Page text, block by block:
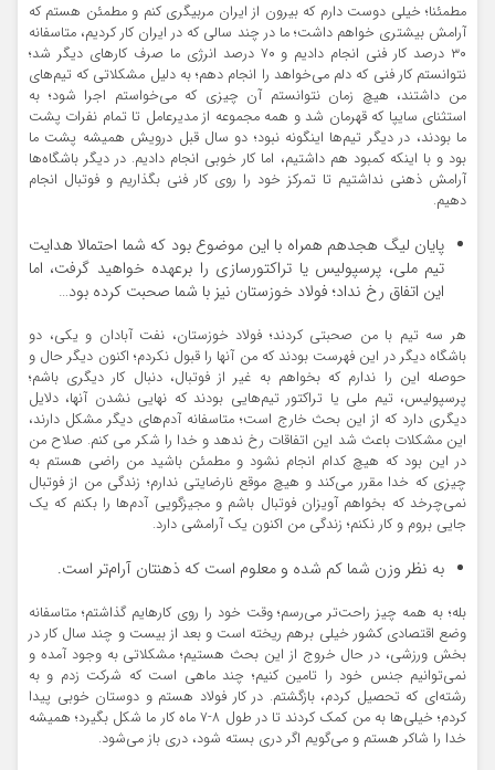
مطمئنا؛ خیلی دوست دارم که بیرون از ایران مربیگری کنم و مطمئن هستم که
آرامش بیشتری خواهم داشت؛ ما در چند سالی که در ایران کار کردیم، متاسفانه
۳۰ درصد کار فنی انجام دادیم و ۷۰ درصد انرژی ما صرف کارهای دیگر شد؛
نتوانستم کار فنی که دلم می‌خواهد را انجام دهم؛ به دلیل مشکلاتی که تیم‌های
من داشتند، هیچ زمان نتوانستم آن چیزی که می‌خواستم اجرا شود؛ به
استثنای سایپا که قهرمان شد و همه مجموعه از مدیرعامل تا تمام نفرات پشت
ما بودند، در دیگر تیم‌ها اینگونه نبود؛ دو سال قبل درویش همیشه پشت ما
بود و با اینکه کمبود هم داشتیم، اما کار خوبی انجام دادیم. در دیگر باشگاه‌ها
آرامش ذهنی نداشتیم تا تمرکز خود را روی کار فنی بگذاریم و فوتبال انجام
دهیم.
پایان لیگ هجدهم همراه با این موضوع بود که شما احتمالا هدایت
تیم ملی، پرسپولیس یا تراکتورسازی را برعهده خواهید گرفت، اما
این اتفاق رخ نداد؛ فولاد خوزستان نیز با شما صحبت کرده بود…
هر سه تیم با من صحبتی کردند؛ فولاد خوزستان، نفت آبادان و یکی، دو
باشگاه دیگر در این فهرست بودند که من آنها را قبول نکردم؛ اکنون دیگر حال و
حوصله این را ندارم که بخواهم به غیر از فوتبال، دنبال کار دیگری باشم؛
پرسپولیس، تیم ملی یا تراکتور تیم‌هایی بودند که نهایی نشدن آنها، دلایل
دیگری دارد که از این بحث خارج است؛ متاسفانه آدم‌های دیگر مشکل دارند،
این مشکلات باعث شد این اتفاقات رخ ندهد و خدا را شکر می کنم. صلاح من
در این بود که هیچ کدام انجام نشود و مطمئن باشید من راضی هستم به
چیزی که خدا مقرر می‌کند و هیچ موقع نارضایتی ندارم؛ زندگی من از فوتبال
نمی‌چرخد که بخواهم آویزان فوتبال باشم و مجیزگویی آدم‌ها را بکنم که یک
جایی بروم و کار نکنم؛ زندگی من اکنون یک آرامشی دارد.
به نظر وزن شما کم شده و معلوم است که ذهنتان آرام‌تر است.
بله؛ به همه چیز راحت‌تر می‌رسم؛ وقت خود را روی کارهایم گذاشتم؛ متاسفانه
وضع اقتصادی کشور خیلی برهم ریخته است و بعد از بیست و چند سال کار در
بخش ورزشی، در حال خروج از این بحث هستیم؛ مشکلاتی به وجود آمده و
نمی‌توانیم جنس خود را تامین کنیم؛ چند ماهی است که شرکت زدم و به
رشته‌ای که تحصیل کردم، بازگشتم. در کار فولاد هستم و دوستان خوبی پیدا
کردم؛ خیلی‌ها به من کمک کردند تا در طول ۸-۷ ماه کار ما شکل بگیرد؛ همیشه
خدا را شاکر هستم و می‌گویم اگر دری بسته شود، دری باز می‌شود.